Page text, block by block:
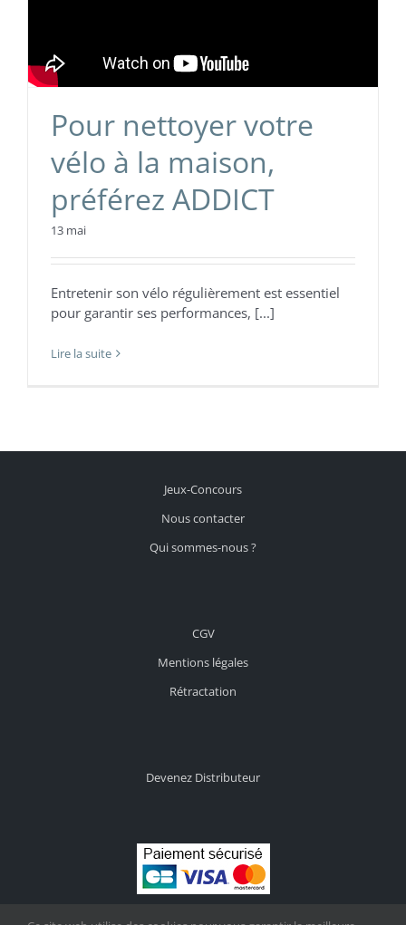
Pour nettoyer votre
vélo à la maison,
préférez ADDICT
13 mai
Entretenir son vélo régulièrement est essentiel
pour garantir ses performances, [...]
Lire la suite
Jeux-Concours
Nous contacter
Qui sommes-nous ?
CGV
Mentions légales
Rétractation
Devenez Distributeur